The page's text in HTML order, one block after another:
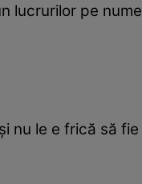
lucrurilor pe
nu le e frică să